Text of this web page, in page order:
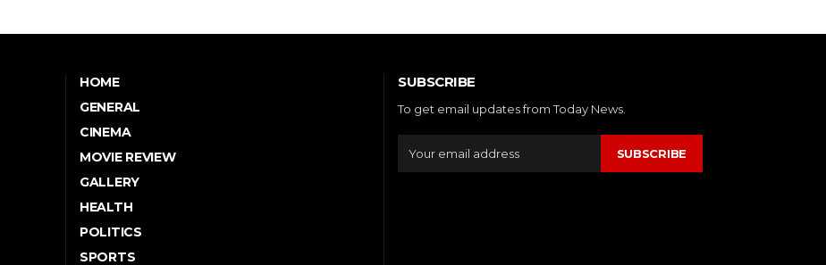
HOME
GENERAL
CINEMA
MOVIE REVIEW
GALLERY
HEALTH
POLITICS
SPORTS
SUBSCRIBE
To get email updates from Today News.
SUBSCRIBE